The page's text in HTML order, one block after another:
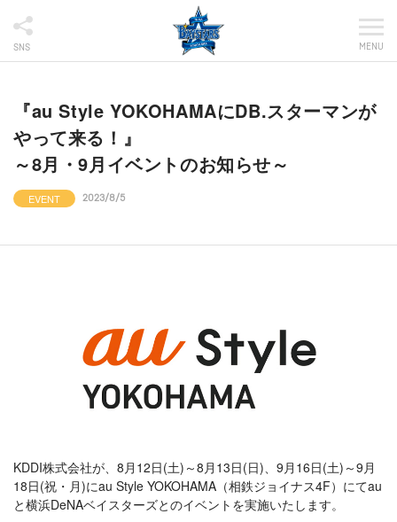
SNS MENU
『au Style YOKOHAMAにDB.スターマンが
やって来る！』
～8月・9月イベントのお知らせ～
EVENT 2023/8/5
KDDI株式会社が、8月12日(土)～8月13日(日)、9月16日(土)～9月
18日(祝・月)にau Style YOKOHAMA（相鉄ジョイナス4F）にてau
と横浜DeNAベイスターズとのイベントを実施いたします。